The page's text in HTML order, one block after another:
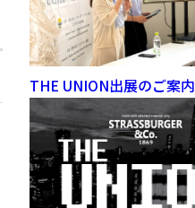
THE UNION出展のご案内